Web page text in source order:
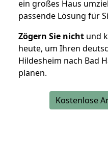
ein großes Haus
passende Lösung für
Zögern Sie nicht und
heute, um Ihren
Hildesheim nach Bad
planen.
Kostenlose